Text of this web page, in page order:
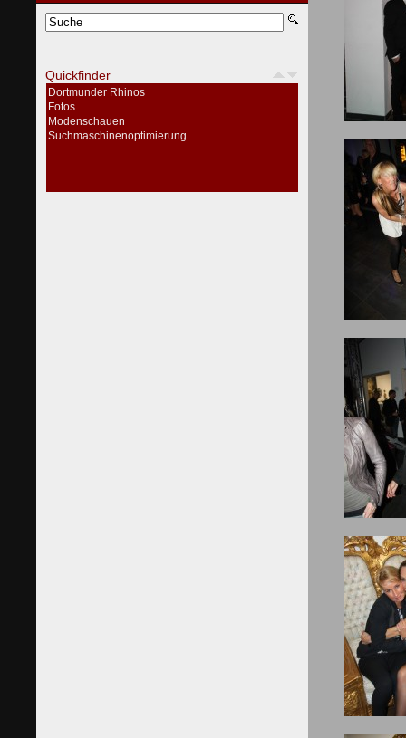
Quickfinder
Dortmunder Rhinos
Fotos
Modenschauen
Suchmaschinenoptimierung